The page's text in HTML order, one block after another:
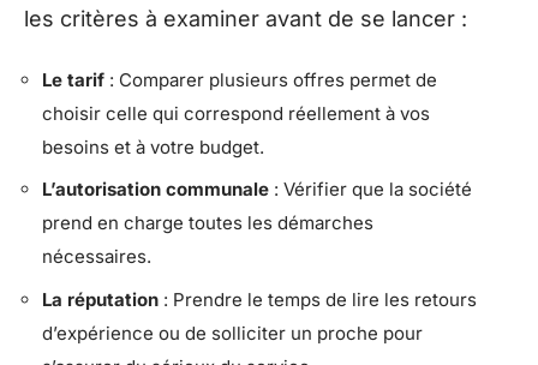
les critères à examiner avant de se lancer :
Le tarif : Comparer plusieurs offres permet de
choisir celle qui correspond réellement à vos
besoins et à votre budget.
L’autorisation communale : Vérifier que la société
prend en charge toutes les démarches
nécessaires.
La réputation : Prendre le temps de lire les retours
d’expérience ou de solliciter un proche pour